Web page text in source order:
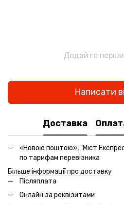
Додайте
Написати
Доставка
«Новою поштою», "Міст
по тарифам перевізника
Більше інформації про доставку
Післяплата
Онлайн за реквізитами